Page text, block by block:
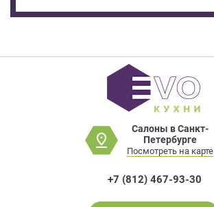
Салоны в Санкт-
Петербурге
Посмотреть на карте
+7 (812) 467-93-30